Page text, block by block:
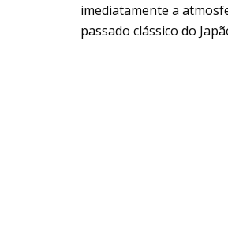
imediatamente a
passado clássico do